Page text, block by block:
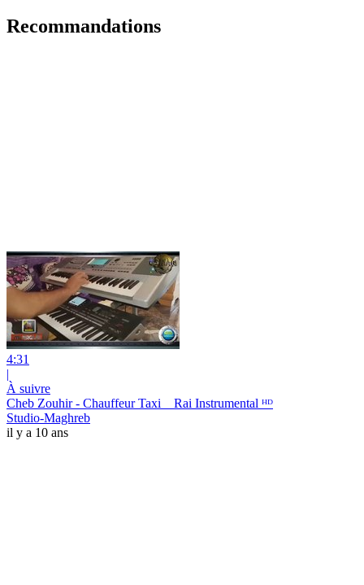
Recommandations
4:31
|
À suivre
Cheb Zouhir - Chauffeur Taxi _ Rai Instrumental ᴴᴰ
Studio-Maghreb
il y a 10 ans